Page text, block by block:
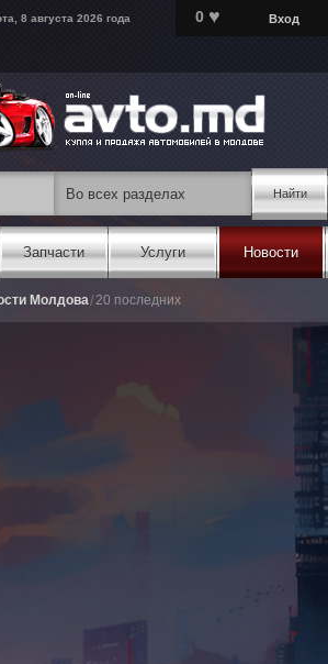
8 августа 2026 года 0 ♥ Вход
Найти
Запчасти Услуги Новости
Молдова/20 последних